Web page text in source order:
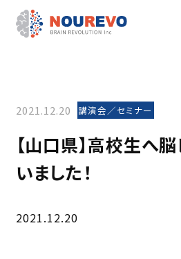
2021.12.20 講演会／セミナー
【山口県】高校生へ
いました！
2021.12.20